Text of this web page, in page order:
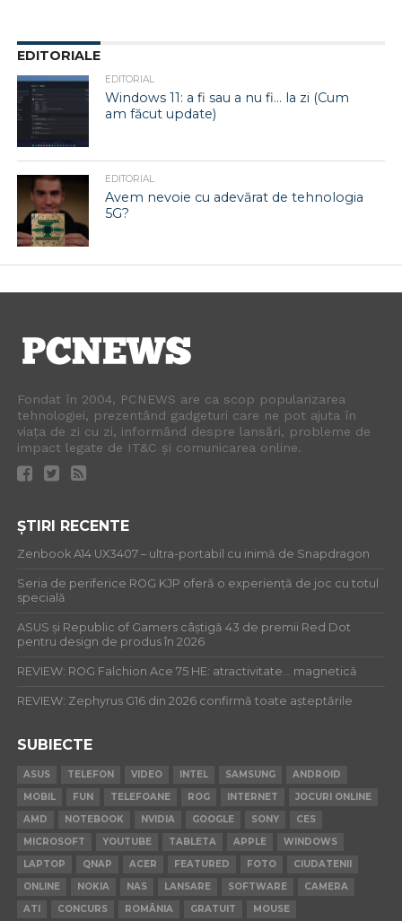
EDITORIALE
EDITORIAL
Windows 11: a fi sau a nu fi… la zi (Cum
am făcut update)
EDITORIAL
Avem nevoie cu adevărat de tehnologia
5G?
Fondat în 2004, PCNEWS are ca scop popularizarea
tehnologiei, prezentând gadgeturi care ne pot ajuta în
viața de zi cu zi, informând despre lansări, probleme de
impact legate de IT&C și comunicarea online.
ȘTIRI RECENTE
Zenbook A14 UX3407 – ultra-portabil cu inimă de Snapdragon
Seria de periferice ROG KJP oferă o experiență de joc cu totul
specială
ASUS și Republic of Gamers câștigă 43 de premii Red Dot
pentru design de produs în 2026
REVIEW: ROG Falchion Ace 75 HE: atractivitate… magnetică
REVIEW: Zephyrus G16 din 2026 confirmă toate așteptările
SUBIECTE
ASUS TELEFON VIDEO INTEL SAMSUNG
ANDROID
MOBIL
FUN TELEFOANE ROG INTERNET
JOCURI ONLINE
AMD
NOTEBOOK NVIDIA GOOGLE SONY
CES
MICROSOFT
YOUTUBE TABLETA APPLE
WINDOWS
LAPTOP
QNAP ACER FEATURED FOTO
CIUDATENII
ONLINE
NOKIA NAS LANSARE SOFTWARE
CAMERA
ATI
CONCURS ROMÂNIA GRATUIT MOUSE